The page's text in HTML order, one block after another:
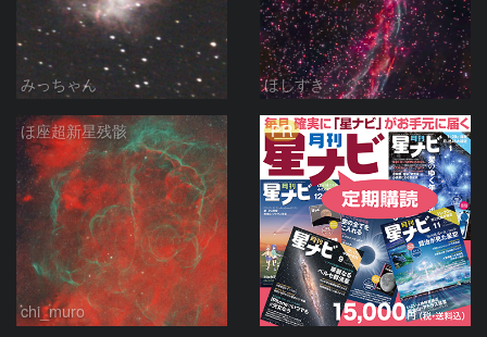
みっちゃん ほしすき
ほ座超新星残骸
chi_muro
PR